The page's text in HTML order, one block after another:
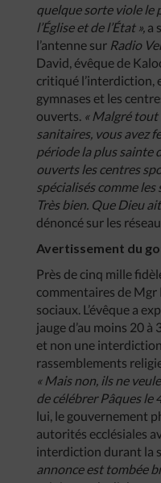
quelque sorte viole le
l’Église et de l’État », a
l’antenne sur Radio
David, évêque de
critiqué l’interdiction,
gymnases et les
ouverts. « Malgré tout
sanitaires, vous avez
période la plus sainte
ouverts les centres
spécialisés comme
Très bien. Que Dieu
dénoncé sur les
Avertissement du
Près de cinq mille
commentaires de Mgr
sociaux. L’évêque a
jauge d’au moins 20 à
et non une
rassemblements
« Mais non, ils ne
de célébrer Pâques le
lui, le gouvernement
autorités ecclésiales
interdiction durant la
annonce est tombée